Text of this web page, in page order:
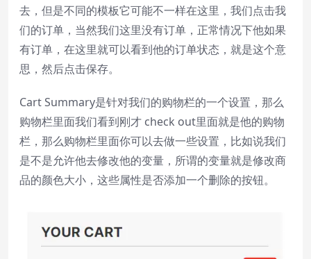
去，但是不同的模板它可能不一样在这里，我们点击我
们的订单，当然我们这里没有订单，正常情况下他如果
有订单，在这里就可以看到他的订单状态，就是这个意
思，然后点击保存。
Cart Summary是针对我们的购物栏的一个设置，那么
购物栏里面我们看到刚才 check out里面就是他的购物
栏，那么购物栏里面你可以去做一些设置，比如说我们
是不是允许他去修改他的变量，所谓的变量就是修改商
品的颜色大小，这些属性是否添加一个删除的按钮。